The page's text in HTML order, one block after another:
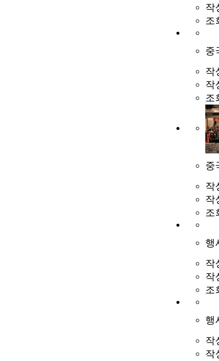
작
조
중
작
작
조
중
작
작
조
행
작
작
조
행
작
작